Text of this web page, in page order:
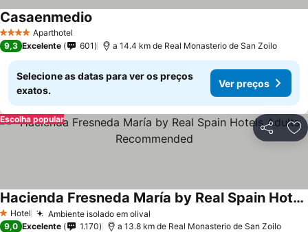
4 EstrelasAparthotel
Casaenmedio
9,3 Excelente 601 a 14.4 km de Real Monasterio de San Zoilo
Selecione as datas para ver os preços
exatos.
Ver preços
Partilhar
Escolha popular
1 Estrelas
Hotel Ambiente isolado em olival
Hacienda Fresneda María by Real Spain Hotels Adults Recommended
Ver preços
9,0 Excelente 1.170 a 13.8 km de Real Monasterio de San Zoilo